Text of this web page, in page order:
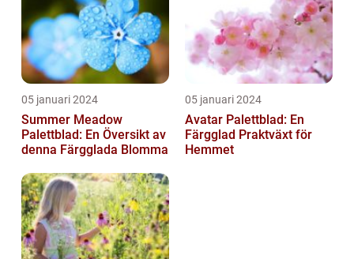
05 januari 2024
Summer Meadow
Palettblad: En Översikt av
denna Färgglada Blomma
05 januari 2024
Avatar Palettblad: En
Färgglad Praktväxt för
Hemmet